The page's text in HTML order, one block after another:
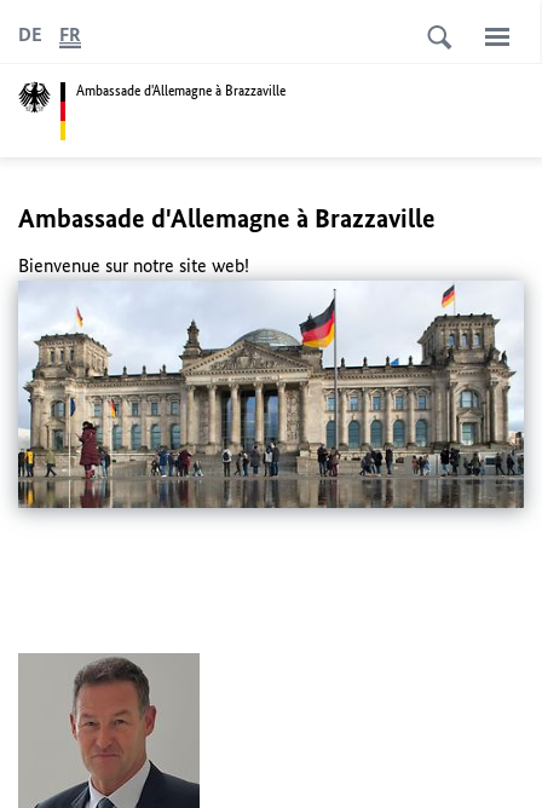
Ambassade d'Allemagne à Brazzaville
DE FR
Ambassade d'Allemagne à Brazzaville
Bienvenue sur notre site web!